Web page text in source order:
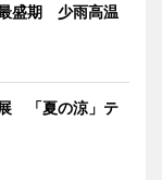
盛期 少雨高温
「夏の涼」テ